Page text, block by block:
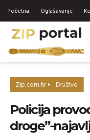
Početna Oglašavanje
Zip.com.hr Društvo
Policija
droge”-